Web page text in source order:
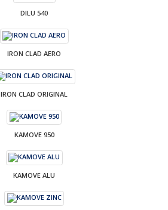
DILU 540
IRON CLAD AERO
IRON CLAD ORIGINAL
KAMOVE 950
KAMOVE ALU